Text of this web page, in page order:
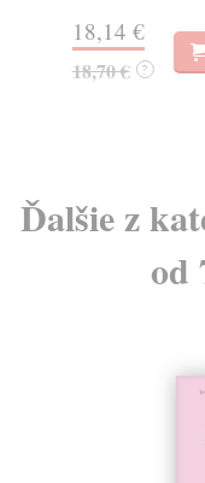
18,14 €
18,70 € ?
Ďalšie z
od